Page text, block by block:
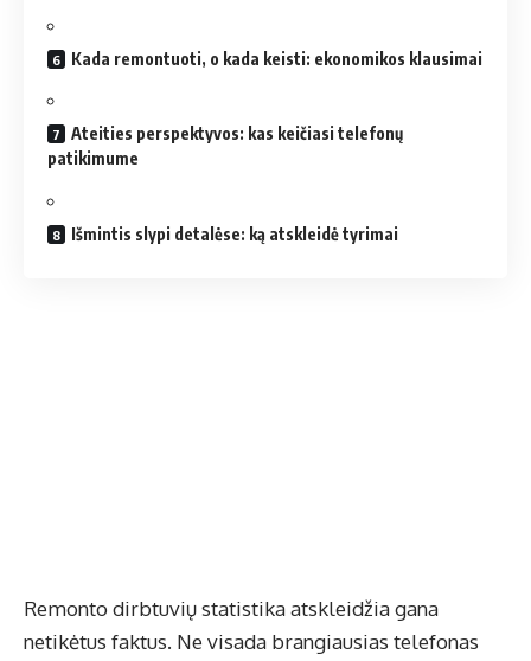
Kada remontuoti, o kada keisti: ekonomikos klausimai
Ateities perspektyvos: kas keičiasi telefonų
patikimume
Išmintis slypi detalėse: ką atskleidė tyrimai
Remonto dirbtuvių statistika atskleidžia gana
netikėtus faktus. Ne visada brangiausias telefonas